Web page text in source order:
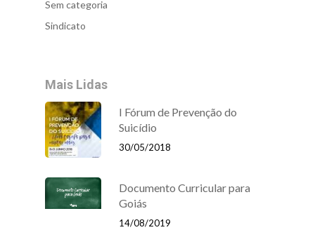
Sem categoria
Sindicato
Mais Lidas
I Fórum de Prevenção do
Suicídio
30/05/2018
Documento Curricular para
Goiás
14/08/2019